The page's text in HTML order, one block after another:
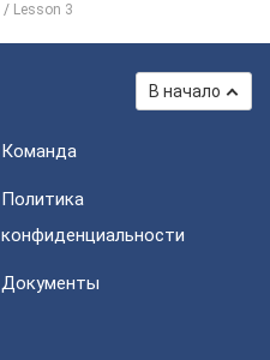
Lesson 3
В начало
Команда
Политика
конфиденциальности
Документы